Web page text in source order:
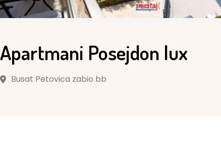
Apartmani Posejdon lux
Busat Petovica zabio bb